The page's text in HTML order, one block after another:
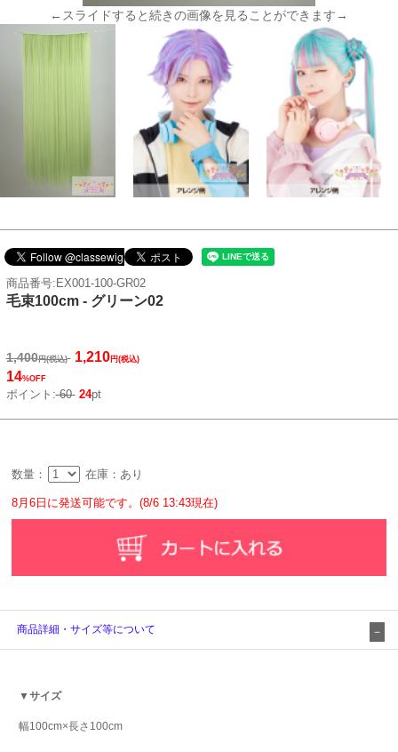
←スライドすると続きの画像を見ることができます→
商品番号:EX001-100-GR02
毛束100cm - グリーン02
1,400円(税込) 1,210円(税込)
14%OFF
ポイント:60 24pt
数量： 在庫：あり
8月6日に発送可能です。(8/6 13:43現在)
商品詳細・サイズ等について
▼サイズ
幅100cm×長さ100cm